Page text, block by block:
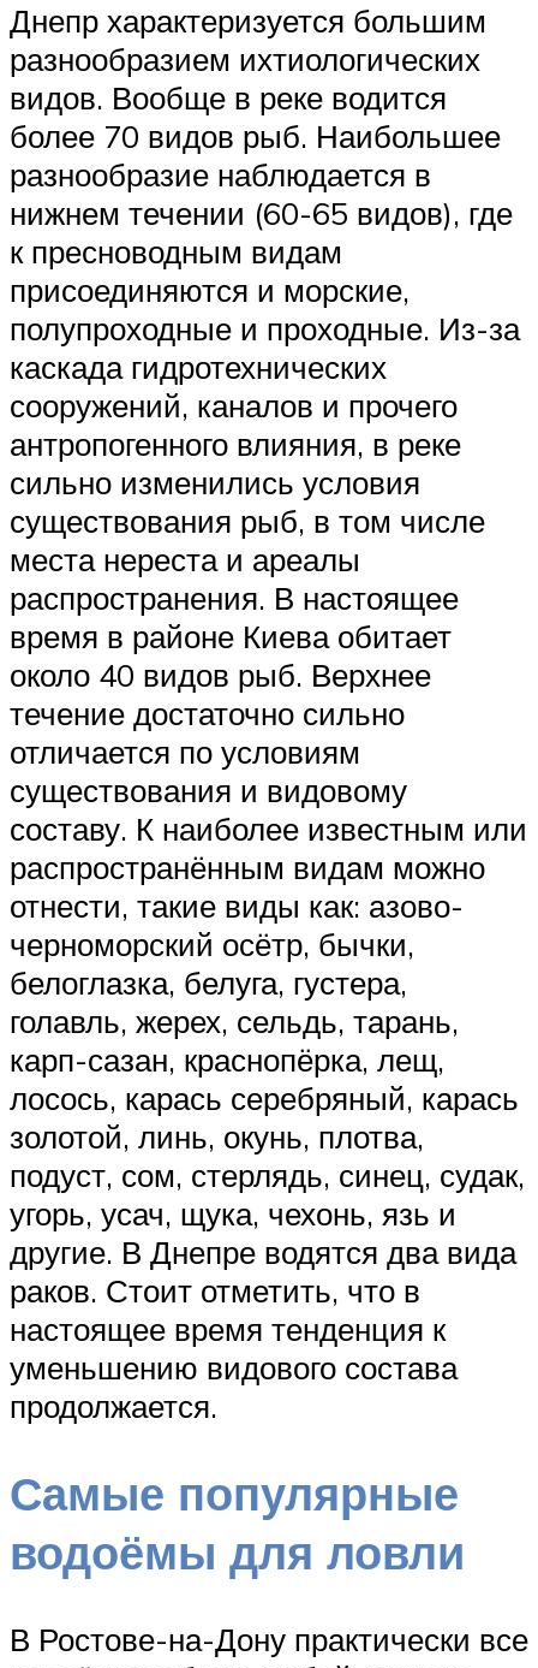
Днепр характеризуется большим
разнообразием ихтиологических
видов. Вообще в реке водится
более 70 видов рыб. Наибольшее
разнообразие наблюдается в
нижнем течении (60-65 видов), где
к пресноводным видам
присоединяются и морские,
полупроходные и проходные. Из-за
каскада гидротехнических
сооружений, каналов и прочего
антропогенного влияния, в реке
сильно изменились условия
существования рыб, в том числе
места нереста и ареалы
распространения. В настоящее
время в районе Киева обитает
около 40 видов рыб. Верхнее
течение достаточно сильно
отличается по условиям
существования и видовому
составу. К наиболее известным или
распространённым видам можно
отнести, такие виды как: азово-
черноморский осётр, бычки,
белоглазка, белуга, густера,
голавль, жерех, сельдь, тарань,
карп-сазан, краснопёрка, лещ,
лосось, карась серебряный, карась
золотой, линь, окунь, плотва,
подуст, сом, стерлядь, синец, судак,
угорь, усач, щука, чехонь, язь и
другие. В Днепре водятся два вида
раков. Стоит отметить, что в
настоящее время тенденция к
уменьшению видового состава
продолжается.
Самые популярные
водоёмы для ловли
В Ростове-на-Дону практически все